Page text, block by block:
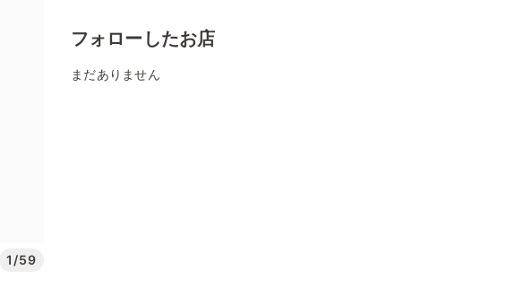
1/59
フォローしたお店
まだありません